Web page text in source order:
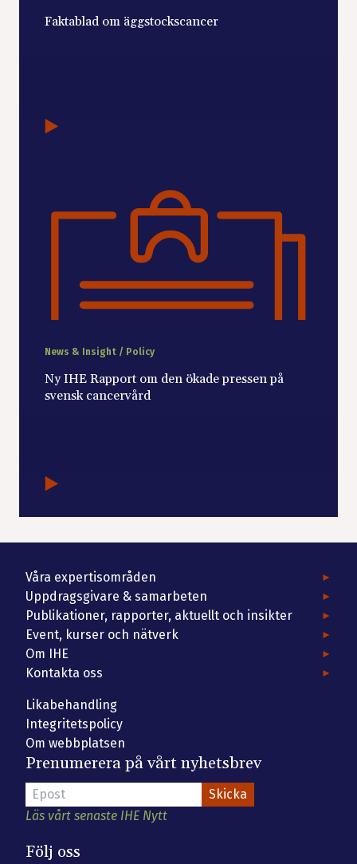
Faktablad om äggstockscancer
News & Insight / Policy
Ny IHE Rapport om den ökade pressen på
svensk cancervård
Våra expertisområden
Uppdragsgivare & samarbeten
Publikationer, rapporter, aktuellt och insikter
Event, kurser och nätverk
Om IHE
Kontakta oss
Likabehandling
Integritetspolicy
Om webbplatsen
Prenumerera på vårt nyhetsbrev
Läs vårt senaste IHE Nytt
Följ oss